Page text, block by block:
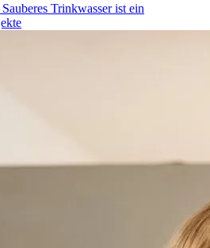
Sauberes Trinkwasser ist ein